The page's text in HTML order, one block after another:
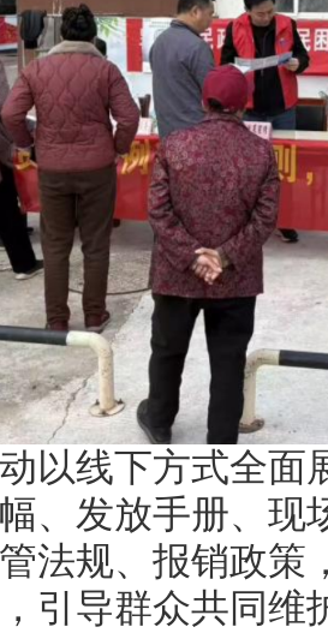
线下方式全面
、发放手册、现
法规、报销政
引导群众共同维